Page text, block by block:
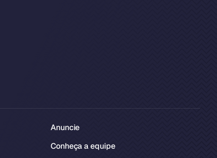
Anuncie
Conheça a equipe